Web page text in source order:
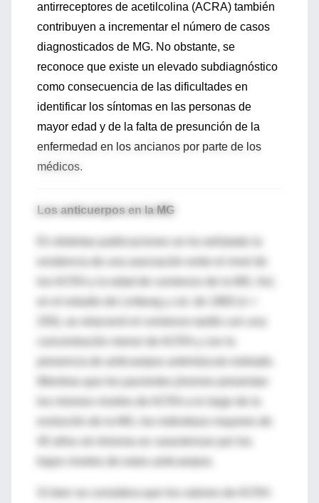
antirreceptores de acetilcolina (ACRA) también
contribuyen a incrementar el número de casos
diagnosticados de MG. No obstante, se
reconoce que existe un elevado subdiagnóstico
como consecuencia de las dificultades en
identificar los síntomas en las personas de
mayor edad y de la falta de presunción de la
enfermedad en los ancianos por parte de los
médicos.
Los anticuerpos en la MG
los mismos niveles de ACRA a lo largo de la
evolución de la MG, los individuos mayores de
bajos niveles de estos anticuerpos.